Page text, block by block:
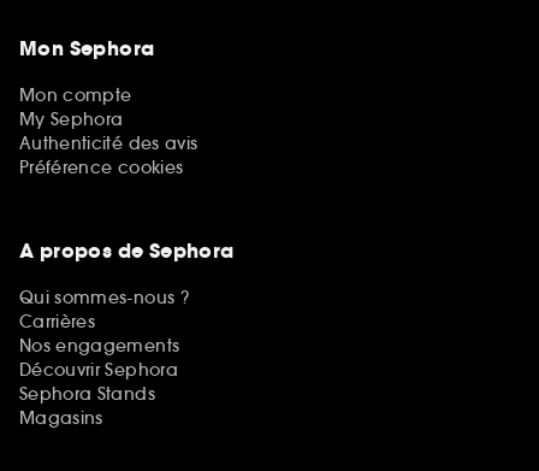
Mon Sephora
Mon compte
My Sephora
Authenticité des avis
Préférence cookies
A propos de Sephora
Qui sommes-nous ?
Carrières
Nos engagements
Découvrir Sephora
Sephora Stands
Magasins